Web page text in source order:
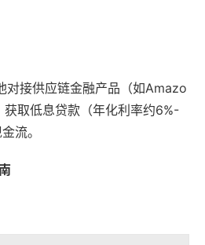
对接供应链金融产品（如Amazo
取低息贷款（年化利率约6%-
流。